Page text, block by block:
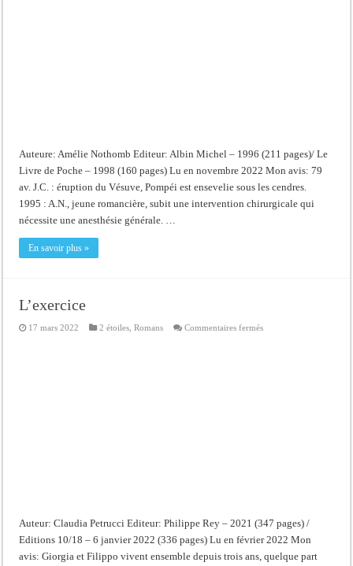
Auteure: Amélie Nothomb Editeur: Albin Michel – 1996 (211 pages)/ Le
Livre de Poche – 1998 (160 pages) Lu en novembre 2022 Mon avis: 79
av. J.C. : éruption du Vésuve, Pompéi est ensevelie sous les cendres.
1995 : A.N., jeune romancière, subit une intervention chirurgicale qui
nécessite une anesthésie générale. …
En savoir plus »
L’exercice
17 mars 2022 2 étoiles ,Romans Commentaires ferméssur
Auteur: Claudia Petrucci Editeur: Philippe Rey – 2021 (347 pages) /
Editions 10/18 – 6 janvier 2022 (336 pages) Lu en février 2022 Mon
avis: Giorgia et Filippo vivent ensemble depuis trois ans, quelque part